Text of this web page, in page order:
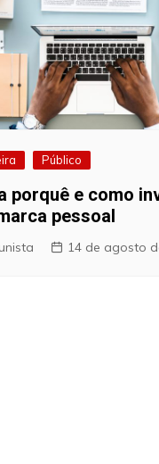
Público
porquê e como
pessoal
14 de agosto